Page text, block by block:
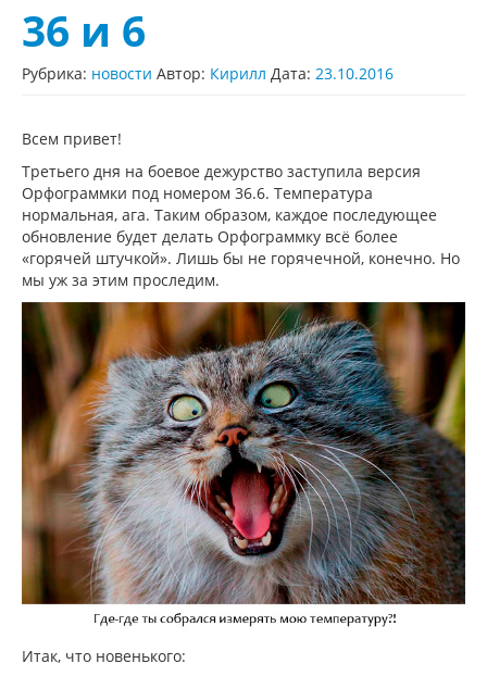
36 и 6
Рубрика: новости Автор: Кирилл Дата: 23.10.2016
Всем привет!
Третьего дня на боевое дежурство заступила версия
Орфограммки под номером 36.6. Температура
нормальная, ага. Таким образом, каждое последующее
обновление будет делать Орфограммку всё более
«горячей штучкой». Лишь бы не горячечной, конечно. Но
мы уж за этим проследим.
Итак, что новенького: